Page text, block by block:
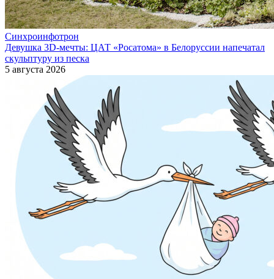
Синхроинфотрон
Девушка 3D-мечты: ЦАТ «Росатома» в Белоруссии напечатал
скульптуру из песка
5 августа 2026